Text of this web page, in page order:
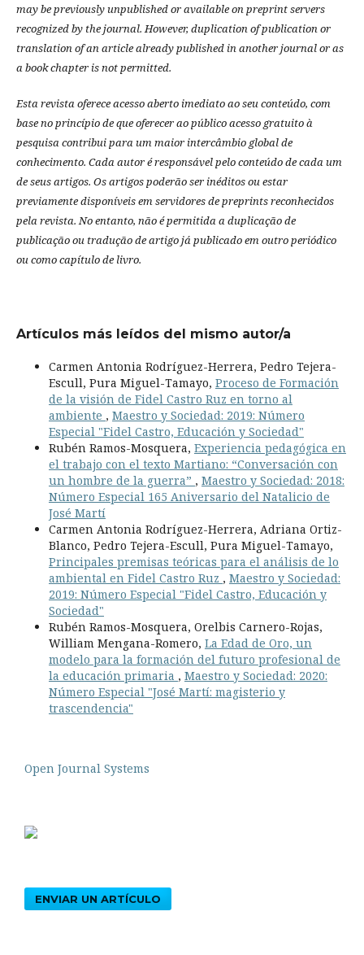
may be previously unpublished or available on preprint servers
recognized by the journal. However, duplication of publication or
translation of an article already published in another journal or as
a book chapter is not permitted.
Esta revista oferece acesso aberto imediato ao seu conteúdo, com
base no princípio de que oferecer ao público acesso gratuito à
pesquisa contribui para um maior intercâmbio global de
conhecimento. Cada autor é responsável pelo conteúdo de cada um
de seus artigos. Os artigos poderão ser inéditos ou estar
previamente disponíveis em servidores de preprints reconhecidos
pela revista. No entanto, não é permitida a duplicação de
publicação ou tradução de artigo já publicado em outro periódico
ou como capítulo de livro.
Artículos más leídos del mismo autor/a
Carmen Antonia Rodríguez-Herrera, Pedro Tejera-
Escull, Pura Miguel-Tamayo, Proceso de Formación
de la visión de Fidel Castro Ruz en torno al
ambiente , Maestro y Sociedad: 2019: Número
Especial "Fidel Castro, Educación y Sociedad"
Rubén Ramos-Mosquera, Experiencia pedagógica en
el trabajo con el texto Martiano: “Conversación con
un hombre de la guerra” , Maestro y Sociedad: 2018:
Número Especial 165 Aniversario del Natalicio de
José Martí
Carmen Antonia Rodríguez-Herrera, Adriana Ortiz-
Blanco, Pedro Tejera-Escull, Pura Miguel-Tamayo,
Principales premisas teóricas para el análisis de lo
ambiental en Fidel Castro Ruz , Maestro y Sociedad:
2019: Número Especial "Fidel Castro, Educación y
Sociedad"
Rubén Ramos-Mosquera, Orelbis Carnero-Rojas,
William Mengana-Romero, La Edad de Oro, un
modelo para la formación del futuro profesional de
la educación primaria , Maestro y Sociedad: 2020:
Número Especial "José Martí: magisterio y
trascendencia"
Open Journal Systems
ENVIAR UN ARTÍCULO